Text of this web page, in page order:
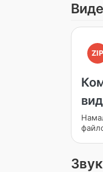
ZIP